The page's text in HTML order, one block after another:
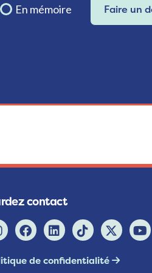
En mémoire Faire un
contact
de confidentialité